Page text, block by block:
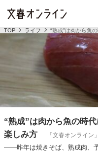
TOP ライフ “熟成”は肉から魚
“熟成”は肉から魚の時
楽しみ方
「文春オンライン
――昨年は焼きそば、熟成肉、